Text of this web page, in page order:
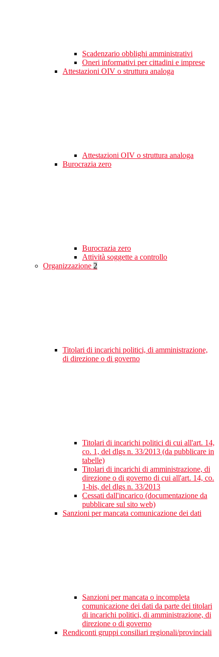
Scadenzario obblighi amministrativi
Oneri informativi per cittadini e imprese
Attestazioni OIV o struttura analoga
Attestazioni OIV o struttura analoga
Burocrazia zero
Burocrazia zero
Attività soggette a controllo
Organizzazione 2
Titolari di incarichi politici, di amministrazione,
di direzione o di governo
Titolari di incarichi politici di cui all'art. 14,
co. 1, del dlgs n. 33/2013 (da pubblicare in
tabelle)
Titolari di incarichi di amministrazione, di
direzione o di governo di cui all'art. 14, co.
1-bis, del dlgs n. 33/2013
Cessati dall'incarico (documentazione da
pubblicare sul sito web)
Sanzioni per mancata comunicazione dei dati
Sanzioni per mancata o incompleta
comunicazione dei dati da parte dei titolari
di incarichi politici, di amministrazione, di
direzione o di governo
Rendiconti gruppi consiliari regionali/provinciali